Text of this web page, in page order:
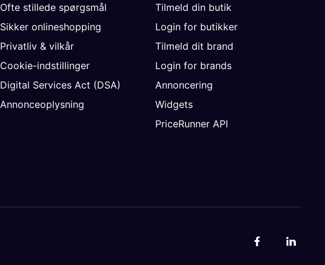
Ofte stillede spørgsmål
Sikker onlineshopping
Privatliv & vilkår
Cookie-indstillinger
Digital Services Act (DSA)
Annonceoplysning
Tilmeld din butik
Login for butikker
Tilmeld dit brand
Login for brands
Annoncering
Widgets
PriceRunner API